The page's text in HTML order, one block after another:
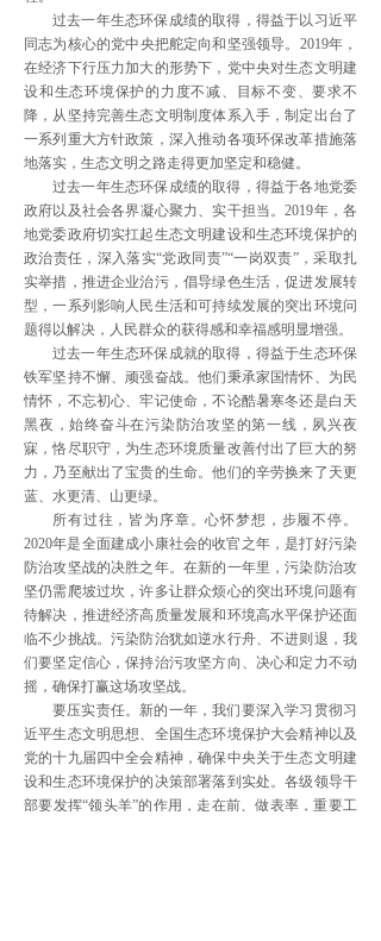
过去一年生态环保成绩的取得，得益于以习近平
同志为核心的党中央把舵定向和坚强领导。2019年，
在经济下行压力加大的形势下，党中央对生态文明建
设和生态环境保护的力度不减、目标不变、要求不
降，从坚持完善生态文明制度体系入手，制定出台了
一系列重大方针政策，深入推动各项环保改革措施落
地落实，生态文明之路走得更加坚定和稳健。
过去一年生态环保成绩的取得，得益于各地党委
政府以及社会各界凝心聚力、实干担当。2019年，各
地党委政府切实扛起生态文明建设和生态环境保护的
政治责任，深入落实“党政同责”“一岗双责”，采取扎
实举措，推进企业治污，倡导绿色生活，促进发展转
型，一系列影响人民生活和可持续发展的突出环境问
题得以解决，人民群众的获得感和幸福感明显增强。
过去一年生态环保成就的取得，得益于生态环保
铁军坚持不懈、顽强奋战。他们秉承家国情怀、为民
情怀，不忘初心、牢记使命，不论酷暑寒冬还是白天
黑夜，始终奋斗在污染防治攻坚的第一线，夙兴夜
寐，恪尽职守，为生态环境质量改善付出了巨大的努
力，乃至献出了宝贵的生命。他们的辛劳换来了天更
蓝、水更清、山更绿。
所有过往，皆为序章。心怀梦想，步履不停。
2020年是全面建成小康社会的收官之年，是打好污染
防治攻坚战的决胜之年。在新的一年里，污染防治攻
坚仍需爬坡过坎，许多让群众烦心的突出环境问题有
待解决，推进经济高质量发展和环境高水平保护还面
临不少挑战。污染防治犹如逆水行舟、不进则退，我
们要坚定信心，保持治污攻坚方向、决心和定力不动
摇，确保打赢这场攻坚战。
要压实责任。新的一年，我们要深入学习贯彻习
近平生态文明思想、全国生态环境保护大会精神以及
党的十九届四中全会精神，确保中央关于生态文明建
设和生态环境保护的决策部署落到实处。各级领导干
部要发挥“领头羊”的作用，走在前、做表率，重要工